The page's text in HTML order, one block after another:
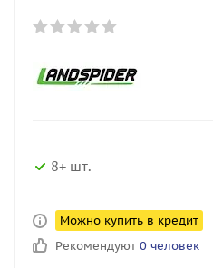
8+ шт.
Можно купить в кредит
Рекомендуют 0 человек